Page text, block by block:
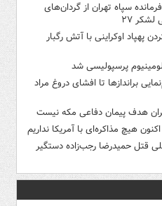
سپاه تهران از گردان‌های
لشکر ۲۷
پهپاد اوکراینی با آتش رگبار
پرسپولیسی شد
براندازها تا افشای دروغ مراد
هدف پیمان دفاعی مکه نیست
هیچ مذاکره‌ای با آمریکا نداریم
قتل حمیدرضا رجب‌زاده دستگیر